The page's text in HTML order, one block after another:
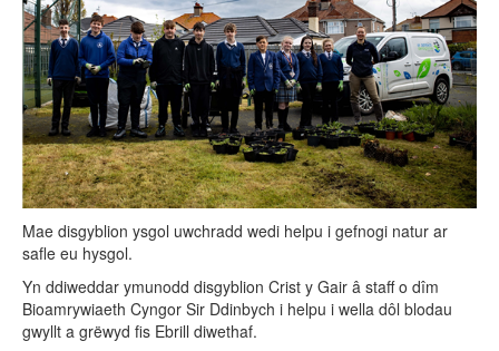
Mae disgyblion ysgol uwchradd wedi helpu i gefnogi natur ar
safle eu hysgol.
Yn ddiweddar ymunodd disgyblion Crist y Gair â staff o dîm
Bioamrywiaeth Cyngor Sir Ddinbych i helpu i wella dôl blodau
gwyllt a grëwyd fis Ebrill diwethaf.